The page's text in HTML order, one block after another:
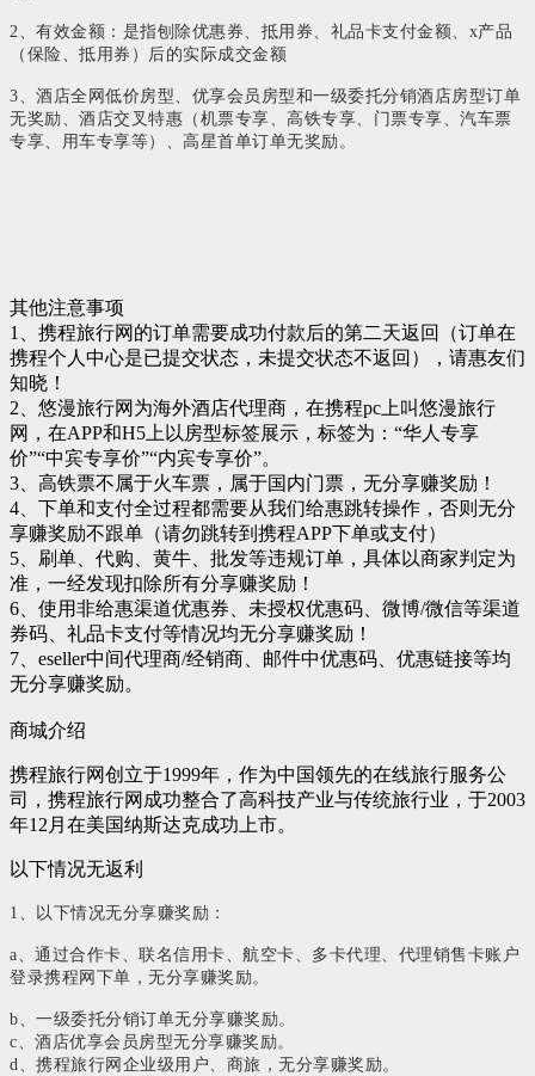
2、有效金额：是指刨除优惠券、抵用券、礼品卡支付金额、x产品
（保险、抵用券）后的实际成交金额
3、酒店全网低价房型、优享会员房型和一级委托分销酒店房型订单
无奖励、酒店交叉特惠（机票专享、高铁专享、门票专享、汽车票
专享、用车专享等）、高星首单订单无奖励。
其他注意事项
1、携程旅行网的订单需要成功付款后的第二天返回（订单在
携程个人中心是已提交状态，未提交状态不返回），请惠友们
知晓！
2、悠漫旅行网为海外酒店代理商，在携程pc上叫悠漫旅行
网，在APP和H5上以房型标签展示，标签为：“华人专享
价”“中宾专享价”“内宾专享价”。
3、高铁票不属于火车票，属于国内门票，无分享赚奖励！
4、下单和支付全过程都需要从我们给惠跳转操作，否则无分
享赚奖励不跟单（请勿跳转到携程APP下单或支付）
5、刷单、代购、黄牛、批发等违规订单，具体以商家判定为
准，一经发现扣除所有分享赚奖励！
6、使用非给惠渠道优惠券、未授权优惠码、微博/微信等渠道
券码、礼品卡支付等情况均无分享赚奖励！
7、eseller中间代理商/经销商、邮件中优惠码、优惠链接等均
无分享赚奖励。
商城介绍
携程旅行网创立于1999年，作为中国领先的在线旅行服务公
司，携程旅行网成功整合了高科技产业与传统旅行业，于2003
年12月在美国纳斯达克成功上市。
以下情况无返利
1、以下情况无分享赚奖励：
a、通过合作卡、联名信用卡、航空卡、多卡代理、代理销售卡账户
登录携程网下单，无分享赚奖励。
b、一级委托分销订单无分享赚奖励。
c、酒店优享会员房型无分享赚奖励。
d、携程旅行网企业级用户、商旅，无分享赚奖励。